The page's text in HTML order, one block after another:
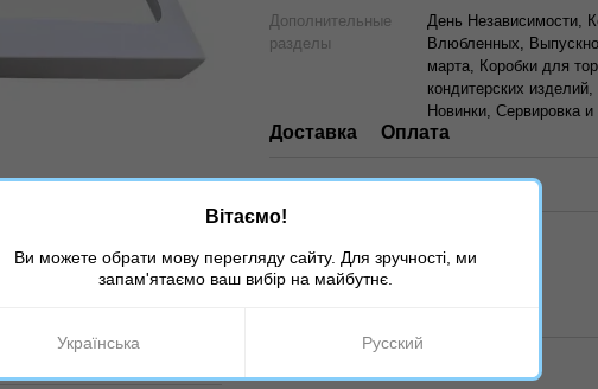
Дополнительные
разделы
День Независимости,
Влюбленных,
марта, Коробки для
кондитерских
Новинки, Сервировка
Доставка Оплата
Вітаємо!
Ви можете обрати мову перегляду сайту. Для зручності, ми
запам'ятаємо ваш вибір на майбутнє.
Українська Русский